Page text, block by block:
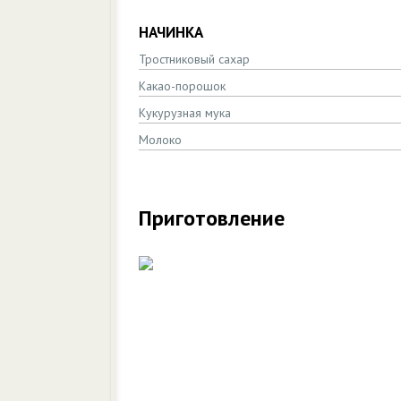
НАЧИНКА
Тростниковый сахар
Какао-порошок
Кукурузная мука
Молоко
Приготовление